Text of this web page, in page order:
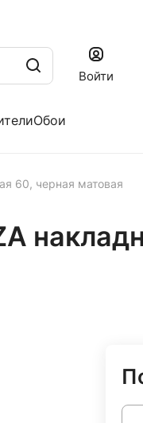
Войти
Обои
60, черная матовая